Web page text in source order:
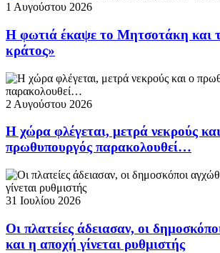
1 Αυγούστου 2026
Η φωτιά έκαψε το Μητσοτάκη και
κράτος»
2 Αυγούστου 2026
Η χώρα φλέγεται, μετρά νεκρούς
πρωθυπουργός παρακολουθεί…
31 Ιουλίου 2026
Οι πλατείες άδειασαν, οι
και η αποχή γίνεται ρυθμιστής